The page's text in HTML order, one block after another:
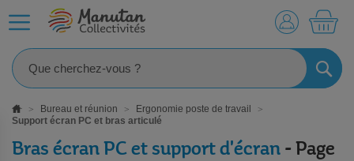
Bureau et réunion
Ergonomie poste de travail
Support écran PC et bras articulé
Bras écran PC et support d'écran - Page